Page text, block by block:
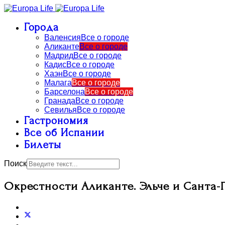
Города
ВаленсияВсе о городе
АликантеВсе о городе
МадридВсе о городе
КадисВсе о городе
ХаэнВсе о городе
МалагаВсе о городе
БарселонаВсе о городе
ГранадаВсе о городе
СевильяВсе о городе
Гастрономия
Все об Испании
Билеты
Поиск
Окрестности Аликанте. Эльче и Санта-